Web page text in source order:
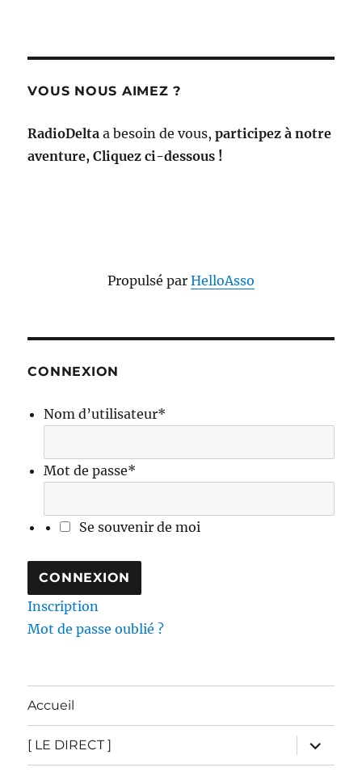
VOUS NOUS AIMEZ ?
RadioDelta a besoin de vous,participez à notre
aventure, Cliquez ci-dessous !
Propulsé par HelloAsso
CONNEXION
Nom d’utilisateur*
Mot de passe*
Se souvenir de moi
Inscription
Mot de passe oublié ?
Accueil
[ LE DIRECT ]
ouvrir
le
sous-